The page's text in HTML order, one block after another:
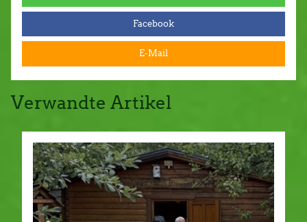
Facebook
E-Mail
Verwandte Artikel